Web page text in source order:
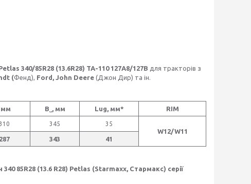
340/85R28 (13.6R28) TA-110 127A8/127B для тракторів з
(Фенд), Ford, John Deere (Джон Дир) та ін.
мм B˽, мм Lug, мм* RIM
345 35
W12/W11
343 41
85R28 (13.6 R28) Petlas (Starmaxx, Стармакс) серії